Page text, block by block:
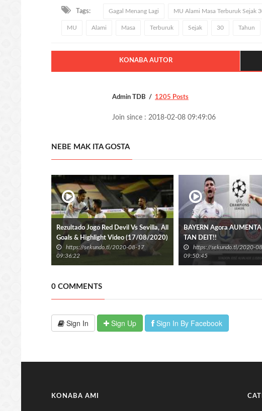
Tags: Gagal Menang Lagi MU Alami Masa Terburuk Sejak
MU Alami Masa Terburuk Sejak 30 Tahun
KONABA AUTOR
Admin TDB 1205 Posts
Join since : 2018-02-08 09:49:06
NEBE MAK ITA GOSTA
Rezultado Jogo Red Devil Vs Sevilla, All
Goals & Highlight Video (17/08/2020)
https://sekundo.tl/2020-08-17
09:36:22
BAYERN Agora
TAN DEIT!!
https://sekundo.tl/2020-
09:50:45
0 COMMENTS
Sign In Sign Up Sign In By Facebook
KONABA AMI